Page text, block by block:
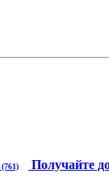
(761) Получайте